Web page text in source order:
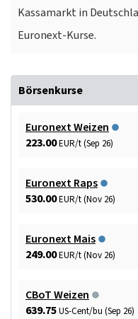
Kassamarkt in
Euronext-Kurse.
Börsenkurse
Euronext Weizen
223.00EUR/t (Sep 26)
Euronext Raps
530.00EUR/t (Nov 26)
Euronext Mais
249.00EUR/t (Nov 26)
CBoT Weizen
639.75US-Cent/bu (Sep 26)